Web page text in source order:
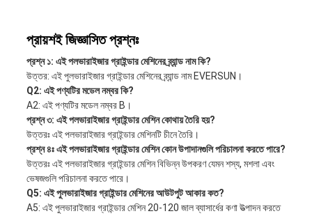
প্রায়শই জিজ্ঞাসিত প্রশ্নঃ
প্রশ্ন ১: এই পলভারাইজার গ্রাইন্ডার মেশিনের ব্র্যান্ড নাম কি?
উত্তর: এই পুলভারাইজার গ্রাইন্ডার মেশিনের ব্র্যান্ড নাম EVERSUN।
Q2: এই পণ্যটির মডেল নম্বর কি?
A2: এই পণ্যটির মডেল নম্বর B।
প্রশ্ন ৩: এই পলভারাইজার গ্রাইন্ডার মেশিন কোথায় তৈরি হয়?
উত্তরঃ এই পলভারাইজার গ্রাইন্ডার মেশিনটি চীনে তৈরি।
প্রশ্ন ৪ঃ এই পলভারাইজার গ্রাইন্ডার মেশিন কোন উপাদানগুলি পরিচালনা করতে পারে?
উত্তরঃ এই পলভারাইজার গ্রাইন্ডার মেশিন বিভিন্ন উপকরণ যেমন শস্য, মশলা এবং
ভেষজগুলি পরিচালনা করতে পারে।
Q5: এই পুলভারাইজার গ্রাইন্ডার মেশিনের আউটপুট আকার কত?
A5: এই পুলভারাইজার গ্রাইন্ডার মেশিন 20-120 জাল ব্যাসার্ধের কণা উত্পাদন করতে